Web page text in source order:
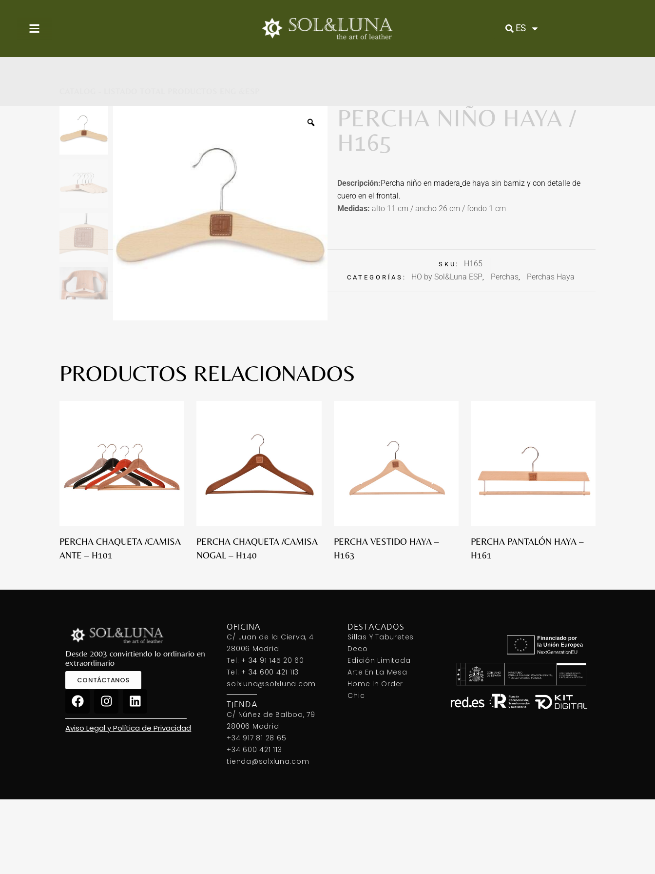
ES
PERCHA NIÑO HAYA /
H165
Descripción:Percha niño en madera de haya sin barniz y con detalle de
cuero en el frontal.
Medidas: alto 11 cm / ancho 26 cm / fondo 1 cm
SKU: H165
CATEGORÍAS: HO by Sol&Luna ESP, Perchas, Perchas Haya
PRODUCTOS RELACIONADOS
PERCHA CHAQUETA /CAMISA
ANTE – H101
PERCHA CHAQUETA /CAMISA
NOGAL – H140
PERCHA VESTIDO HAYA –
H163
PERCHA PANTALÓN HAYA –
H161
Desde 2003 convirtiendo lo ordinario en
extraordinario
CONTÁCTANOS
Aviso Legal y Política de Privacidad
OFICINA
C/ Juan de la Cierva, 4
28006 Madrid
Tel: + 34 91 145 20 60
Tel: + 34 600 421 113
solxluna@solxluna.com
TIENDA
C/ Núñez de Balboa, 79
28006 Madrid
+34 917 81 28 65
+34 600 421 113
tienda@solxluna.com
DESTACADOS
Sillas Y Taburetes
Deco
Edición Limitada
Arte En La Mesa
Home In Order
Chic